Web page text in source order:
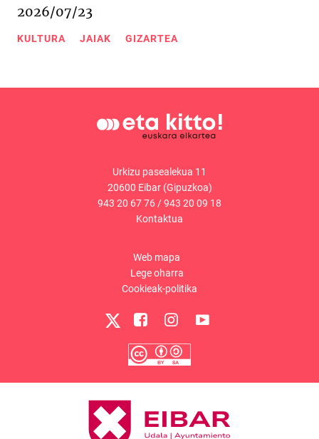
2026/07/23
KULTURA JAIAK GIZARTEA
Urkizu pasealekua 11
20600 Eibar (Gipuzkoa)
943 20 67 76 /943 20 09 18
Kontaktua
Web mapa
Lege oharra
Cookieak-politika